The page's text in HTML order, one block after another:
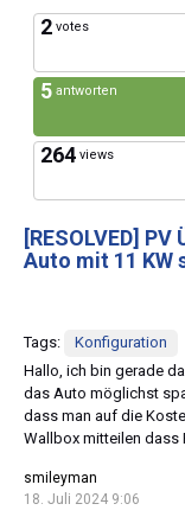
2 votes
5 antworten
264 views
[RESOLVED] PV
Auto mit 11 KW
Tags:
Konfiguration
Hallo, ich bin gerade
das Auto möglichst
dass man auf die
Wallbox mitteilen dass
smileyman
18. Juli 2024 9:06